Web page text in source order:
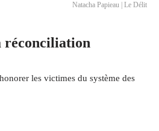
Natacha Papieau | Le Délit
réconciliation
les victimes du système des